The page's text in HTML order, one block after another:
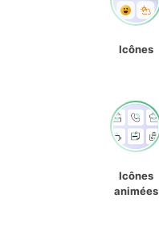
Icônes
Icônes
animées